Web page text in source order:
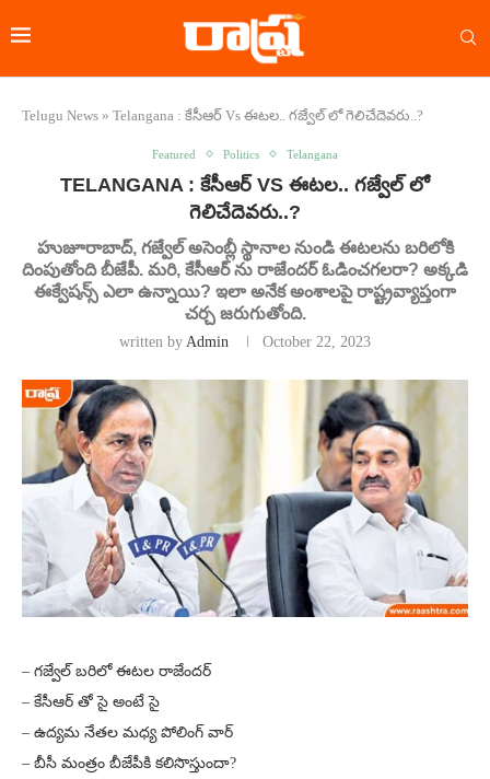
Telugu News » Telangana : కేసీఆర్ Vs ఈటల.. గజ్వేల్ లో గెలిచేదెవరు..?
Featured Politics Telangana
TELANGANA : కేసీఆర్ VS ఈటల.. గజ్వేల్ లో
గెలిచేదెవరు..?
హుజూరాబాద్, గజ్వేల్ అసెంబ్లీ స్థానాల నుండి ఈటలను బరిలోకి
దింపుతోంది బీజేపీ. మరి, కేసీఆర్ ను రాజేందర్ ఓడించగలరా? అక్కడి
ఈక్వేషన్స్ ఎలా ఉన్నాయి? ఇలా అనేక అంశాలపై రాష్ట్రవ్యాప్తంగా
చర్చ జరుగుతోంది.
written by Admin October 22, 2023
– గజ్వేల్ బరిలో ఈటల రాజేందర్
– కేసీఆర్ తో సై అంటే సై
– ఉద్యమ నేతల మధ్య పోలింగ్ వార్
– బీసీ మంత్రం బీజేపీకి కలిసొస్తుందా?